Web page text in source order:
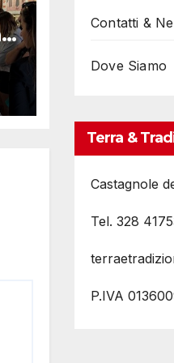
Contatti &
Dove Siamo
Terra &
Castagnole
Tel. 328
P.IVA